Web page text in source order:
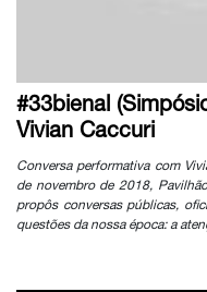
#33bienal
Vivian Caccuri
Conversa performativa com
de novembro de 2018,
propôs conversas públicas,
questões da nossa época: a